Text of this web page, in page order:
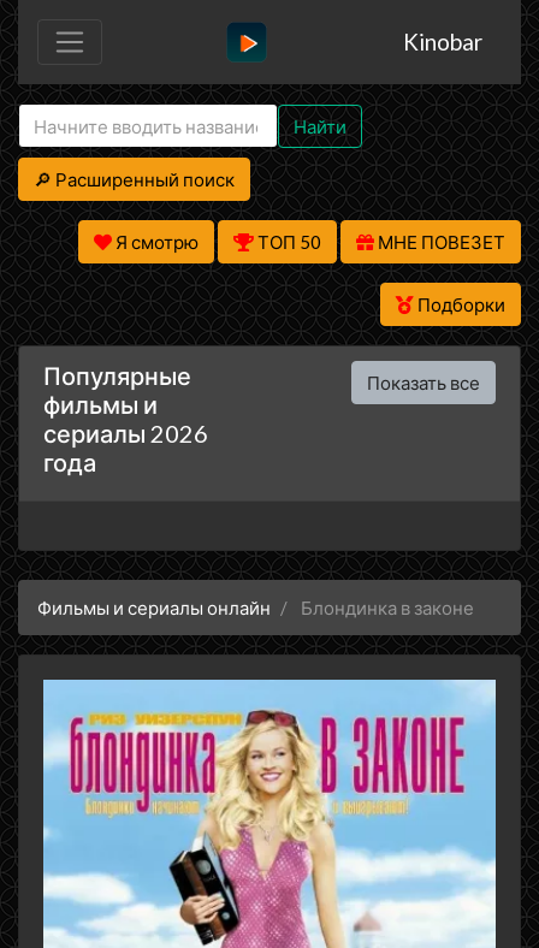
Kinobar
Найти
🔎 Расширенный поиск
Я смотрю ТОП 50 МНЕ ПОВЕЗЕТ
Подборки
Популярные
фильмы и
сериалы 2026
года
Показать все
Фильмы и сериалы онлайн Блондинка в законе